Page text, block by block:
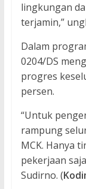
lingkungan
terjamin,”
Dalam
0204/DS
progres
persen.
“Untuk
rampung
MCK. Hanya
pekerjaan
Sudirno. (